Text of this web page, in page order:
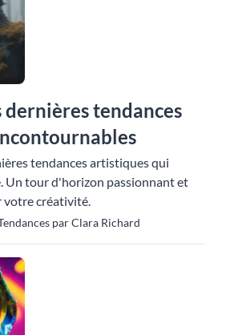
dernières tendances
tendances artistiques qui
Un tour d'horizon passionnant et
créativité.
par Clara Richard